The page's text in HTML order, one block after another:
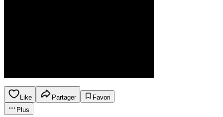
Like Partager
Favori
Plus